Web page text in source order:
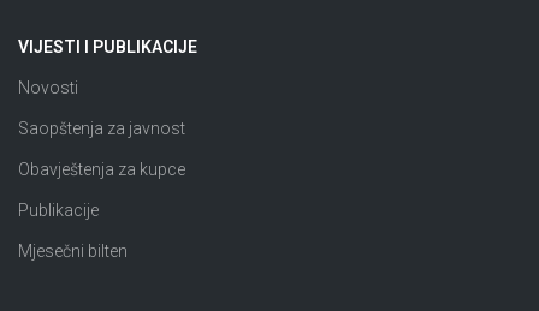
VIJESTI I PUBLIKACIJE
Novosti
Saopštenja za javnost
Obavještenja za kupce
Publikacije
Mjesečni bilten